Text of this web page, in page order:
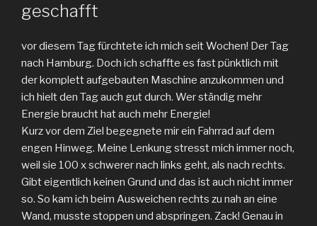
geschafft
vor diesem Tag fürchtete ich mich seit Wochen! Der Tag
nach Hamburg. Doch ich schaffte es fast pünktlich mit
der komplett aufgebauten Maschine anzukommen und
ich hielt den Tag auch gut durch. Wer ständig mehr
Energie braucht hat auch mehr Energie!
Kurz vor dem Ziel begegnete mir ein Fahrrad auf dem
engen Hinweg. Meine Lenkung stresst mich immer noch,
weil sie 100 x schwerer nach links geht, als nach rechts.
Gibt eigentlich keinen Grund und das ist auch nicht immer
so. So kam ich beim Ausweichen rechts zu nah an eine
Wand, musste stoppen und abspringen. Zack! Genau in